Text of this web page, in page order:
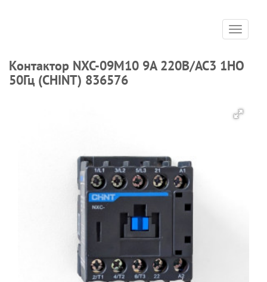
Toggle
Контактор NXC-09M10 9A 220В/АС3 1НО
50Гц (CHINT) 836576